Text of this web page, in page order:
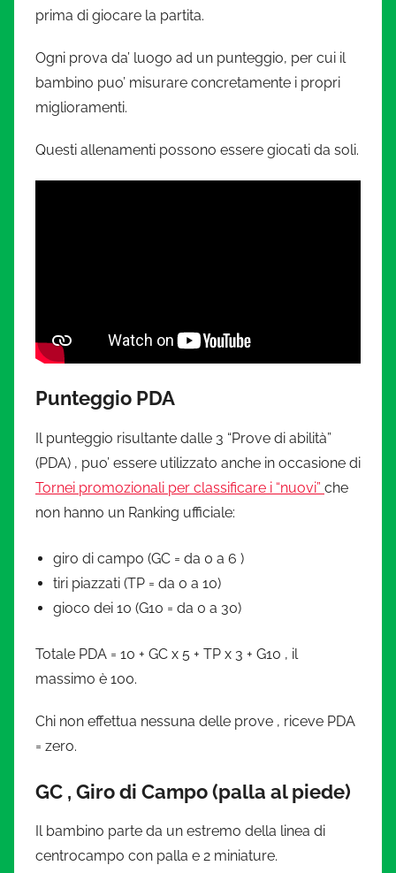
prima di giocare la partita.
Ogni prova da’ luogo ad un punteggio, per cui il
bambino puo’ misurare concretamente i propri
miglioramenti.
Questi allenamenti possono essere giocati da soli.
Punteggio PDA
Il punteggio risultante dalle 3 “Prove di abilità”
(PDA) , puo’ essere utilizzato anche in occasione di
Tornei promozionali per classificare i “nuovi” che
non hanno un Ranking ufficiale:
giro di campo (GC = da 0 a 6 )
tiri piazzati (TP = da 0 a 10)
gioco dei 10 (G10 = da 0 a 30)
Totale PDA = 10 + GC x 5 + TP x 3 + G10 , il
massimo è 100.
Chi non effettua nessuna delle prove , riceve PDA
= zero.
GC , Giro di Campo (palla al piede)
Il bambino parte da un estremo della linea di
centrocampo con palla e 2 miniature.